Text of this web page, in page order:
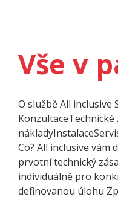
Vše v
O službě All inclusive
KonzultaceTechnické
Co? All inclusive vám
prvotní technický
individuálně pro
definovanou úlohu